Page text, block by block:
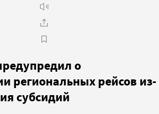
о
региональных рейсов из-
субсидий